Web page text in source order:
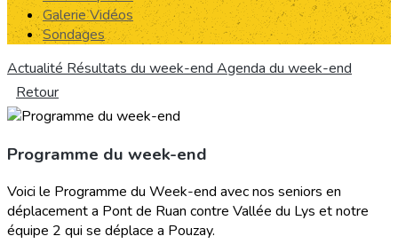
Galerie Vidéos
Sondages
Actualité Résultats du week-end Agenda du week-end
Retour
Programme du week-end
Voici le Programme du Week-end avec nos seniors en
déplacement a Pont de Ruan contre Vallée du Lys et notre
équipe 2 qui se déplace a Pouzay.